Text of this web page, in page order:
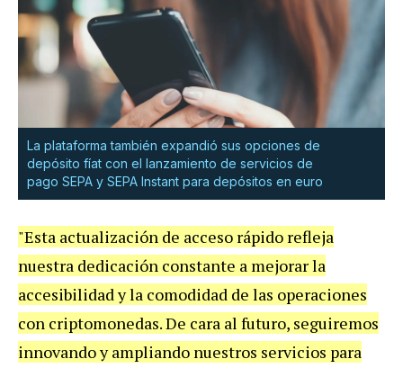
La plataforma también expandió sus opciones de
depósito fíat con el lanzamiento de servicios de
pago SEPA y SEPA Instant para depósitos en euro
"Esta actualización de acceso rápido refleja
nuestra dedicación constante a mejorar la
accesibilidad y la comodidad de las operaciones
con criptomonedas. De cara al futuro, seguiremos
innovando y ampliando nuestros servicios para